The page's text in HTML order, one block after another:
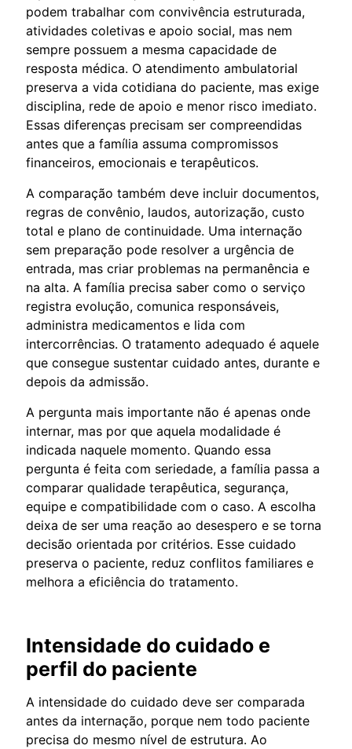
podem trabalhar com convivência estruturada,
atividades coletivas e apoio social, mas nem
sempre possuem a mesma capacidade de
resposta médica. O atendimento ambulatorial
preserva a vida cotidiana do paciente, mas exige
disciplina, rede de apoio e menor risco imediato.
Essas diferenças precisam ser compreendidas
antes que a família assuma compromissos
financeiros, emocionais e terapêuticos.
A comparação também deve incluir documentos,
regras de convênio, laudos, autorização, custo
total e plano de continuidade. Uma internação
sem preparação pode resolver a urgência de
entrada, mas criar problemas na permanência e
na alta. A família precisa saber como o serviço
registra evolução, comunica responsáveis,
administra medicamentos e lida com
intercorrências. O tratamento adequado é aquele
que consegue sustentar cuidado antes, durante e
depois da admissão.
A pergunta mais importante não é apenas onde
internar, mas por que aquela modalidade é
indicada naquele momento. Quando essa
pergunta é feita com seriedade, a família passa a
comparar qualidade terapêutica, segurança,
equipe e compatibilidade com o caso. A escolha
deixa de ser uma reação ao desespero e se torna
decisão orientada por critérios. Esse cuidado
preserva o paciente, reduz conflitos familiares e
melhora a eficiência do tratamento.
Intensidade do cuidado e
perfil do paciente
A intensidade do cuidado deve ser comparada
antes da internação, porque nem todo paciente
precisa do mesmo nível de estrutura. Ao